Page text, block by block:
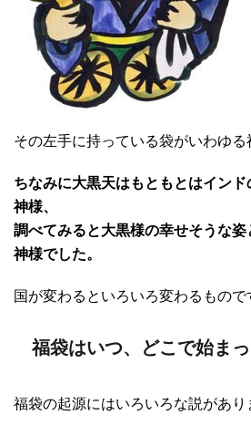
その左手に持っている袋がいわゆる
ちなみに大黒天はもともとはインド
神様、
調べてみると大黒様の幸せそうな
神様でした。
国が変わるといろいろ変わるもので
福袋はいつ、どこで始まっ
福袋の起源にはいろいろな説があり